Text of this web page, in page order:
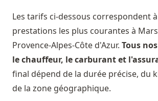
Les tarifs ci-dessous correspondent
prestations les plus courantes à
Provence-Alpes-Côte d'Azur. Tous
le chauffeur, le carburant et
final dépend de la durée précise, du
de la zone géographique.